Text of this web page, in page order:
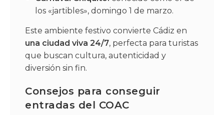
los «jartibles», domingo 1 de marzo.
Este ambiente festivo convierte Cádiz en
una ciudad viva 24/7, perfecta para turistas
que buscan cultura, autenticidad y
diversión sin fin.
Consejos para conseguir
entradas del COAC